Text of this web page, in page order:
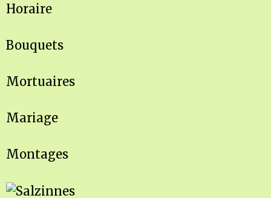
Horaire
Bouquets
Mortuaires
Mariage
Montages